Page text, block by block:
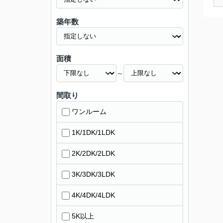
築年数
面積
～
間取り
ワンルーム
1K/1DK/1LDK
2K/2DK/2LDK
3K/3DK/3LDK
4K/4DK/4LDK
5K以上